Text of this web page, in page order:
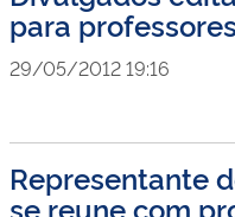
para
29/05/2012 19:16
Representante
se reune com